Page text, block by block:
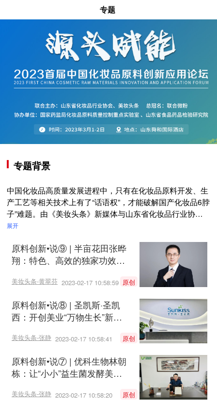
专题
专题背景
中国化妆品高质量发展进程中，只有在化妆品原料开发、生
产工艺等相关技术上有了“话语权”，才能破解国产化妆品6脖
子”难题。由《美妆头条》新媒体与山东省化妆品行业协会
联合发起主办的“2023首届中国化妆品原料创新应用论坛将
念和目标，聚焦化妆品原料市场趋势洞察、探寻原料科技的
新动向、新应用和新市场，提升本土企业的研发创新能力和
市场竞争实力，助力中国化妆品高质量发展。
展开
原料创新•说⑨ | 半亩花田张晔
翔：特色、高效的独家功效原
美妆头条-黄翠芬 2023-02-17 10:58:59 原创
原料创新•说⑧ | 圣凯斯·圣凯
西：开创美业“万物生长”新时
美妆头条-张静 2023-02-17 10:58:41 原创
原料创新•说⑦ | 优科生物林朝
栋：让“小小”益生菌发酵美丽
美妆头条-张静 2023-02-17 10:58:20 原创